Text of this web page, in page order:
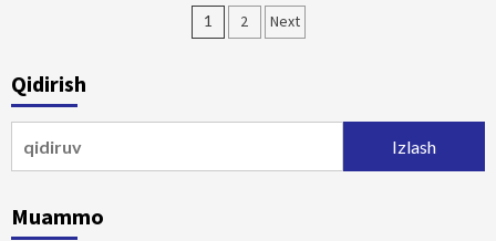
Maqolalar
1 2 Next
Qidirish
Muammo